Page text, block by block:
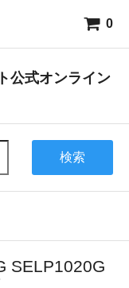
0
公式オンライン
検索
SELP1020G